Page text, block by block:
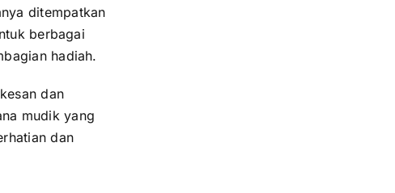
ditempatkan
berbagai
hadiah.
dan
mudik yang
dan